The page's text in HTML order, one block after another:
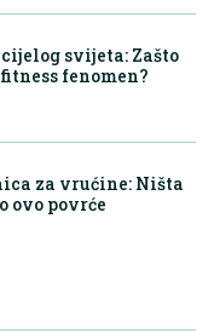
cijelog svijeta: Zašto
fenomen?
za vrućine: Ništa
ovo povrće